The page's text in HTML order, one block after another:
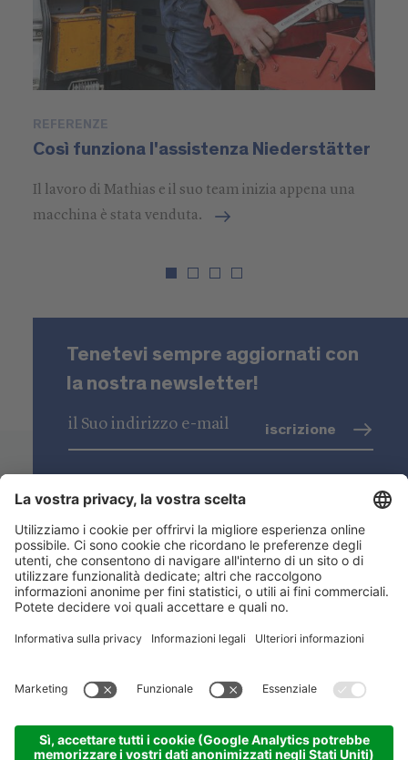
REFERENZE
Così funziona l'assistenza Niederstätter
Il lavoro di Mathias e il suo team inizia appena una
macchina è stata venduta.
Tenetevi sempre aggiornati con
la nostra newsletter!
iscrizione
Niederstätter SpA
Sedi
Gamma prodotti
Link utili
ACADEMY